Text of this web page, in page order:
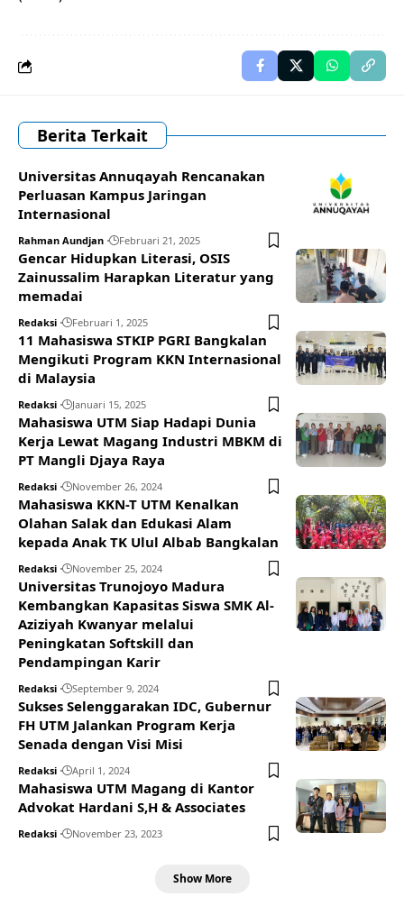
Berita Terkait
Universitas Annuqayah Rencanakan
Perluasan Kampus Jaringan
Internasional
Rahman Aundjan Februari 21, 2025
Gencar Hidupkan Literasi, OSIS
Zainussalim Harapkan Literatur yang
memadai
Redaksi Februari 1, 2025
11 Mahasiswa STKIP PGRI Bangkalan
Mengikuti Program KKN Internasional
di Malaysia
Redaksi Januari 15, 2025
Mahasiswa UTM Siap Hadapi Dunia
Kerja Lewat Magang Industri MBKM di
PT Mangli Djaya Raya
Redaksi November 26, 2024
Mahasiswa KKN-T UTM Kenalkan
Olahan Salak dan Edukasi Alam
kepada Anak TK Ulul Albab Bangkalan
Redaksi November 25, 2024
Universitas Trunojoyo Madura
Kembangkan Kapasitas Siswa SMK Al-
Aziziyah Kwanyar melalui
Peningkatan Softskill dan
Pendampingan Karir
Redaksi September 9, 2024
Sukses Selenggarakan IDC, Gubernur
FH UTM Jalankan Program Kerja
Senada dengan Visi Misi
Redaksi April 1, 2024
Mahasiswa UTM Magang di Kantor
Advokat Hardani S,H & Associates
Redaksi November 23, 2023
Show More